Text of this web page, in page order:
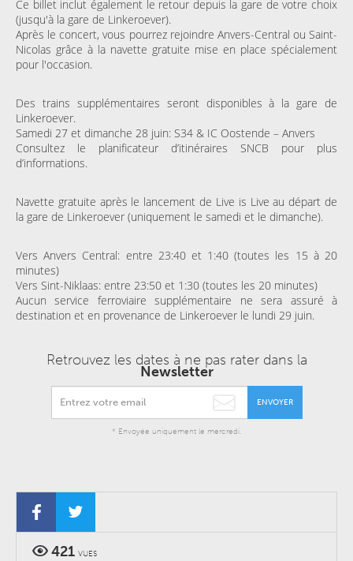
Ce billet inclut également le retour depuis la gare de votre choix
(jusqu'à la gare de Linkeroever).
Après le concert, vous pourrez rejoindre Anvers-Central ou Saint-
Nicolas grâce à la navette gratuite mise en place spécialement
pour l'occasion.
Des trains supplémentaires seront disponibles à la gare de
Linkeroever.
Samedi 27 et dimanche 28 juin: S34 & IC Oostende – Anvers
Consultez le planificateur d’itinéraires SNCB pour plus
d’informations.
Navette gratuite après le lancement de Live is Live au départ de
la gare de Linkeroever (uniquement le samedi et le dimanche).
Vers Anvers Central: entre 23:40 et 1:40 (toutes les 15 à 20
minutes)
Vers Sint-Niklaas: entre 23:50 et 1:30 (toutes les 20 minutes)
Aucun service ferroviaire supplémentaire ne sera assuré à
destination et en provenance de Linkeroever le lundi 29 juin.
Retrouvez les dates à ne pas rater dans la
Newsletter
ENVOYER
* Envoyée uniquement le mercredi.
421 VUES